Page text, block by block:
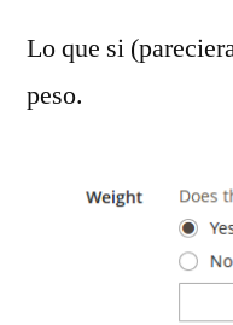
Lo que si
peso.